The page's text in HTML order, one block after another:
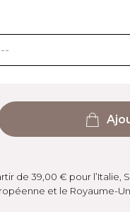
de 39,00 € pour l’Italie,
et le Royaume-